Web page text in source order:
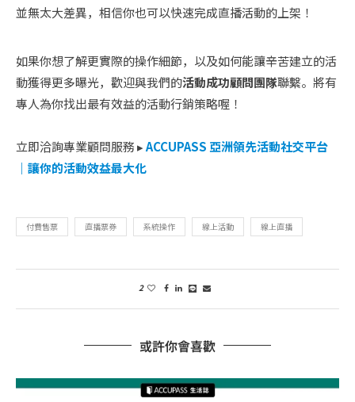
並無太大差異，相信你也可以快速完成直播活動的上架！
如果你想了解更實際的操作細節，以及如何能讓辛苦建立的活
動獲得更多曝光，歡迎與我們的活動成功顧問團隊聯繫。將有
專人為你找出最有效益的活動行銷策略喔！
立即洽詢專業顧問服務 ▸ACCUPASS 亞洲領先活動社交平台
｜讓你的活動效益最大化
付費售票 直播票券 系統操作 線上活動 線上直播
2
或許你會喜歡